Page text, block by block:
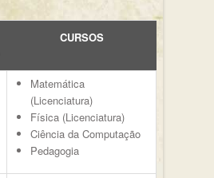
CURSOS
Matemática
(Licenciatura)
Física (Licenciatura)
Ciência da Computação
Pedagogia